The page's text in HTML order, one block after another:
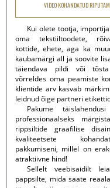
VIDEO KOHANDATUD
Kui olete tootja,
oma tekstiiltoodete,
kottide, ehete, aga ka
kaubamärgi all ja soovite
täiendava pildi või
võrreldes oma peamiste
klientide arv kasvab
leidnud õige partneri
Pakume
professionaalseks
rippsiltide graafilise
kvaliteetsete
pakkumiseni, millel on
atraktiivne hind!
Sellelt veebisaidilt
pappsilte, mida saate